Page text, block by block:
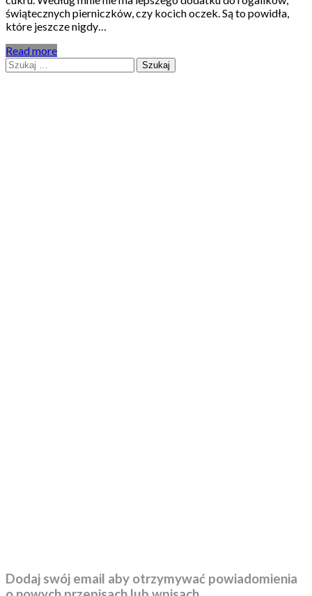
świątecznych pierniczków, czy kocich oczek. Są to powidła,
które jeszcze nigdy…
Read more
Szukaj:
Dodaj swój email aby otrzymywać powiadomienia